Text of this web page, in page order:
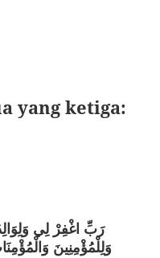
yang ketiga:
رَبِّ اغْفِرْ لِي
وَلِلْمُؤْمِنِينَ